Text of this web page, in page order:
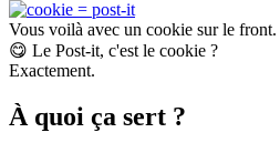
Vous voilà avec un cookie sur le front.
😋 Le Post-it, c'est le cookie ?
Exactement.
À quoi ça sert ?